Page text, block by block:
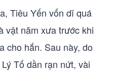
Tiêu Yến vốn dĩ quá
vật năm xưa trước khi
cho hắn. Sau này, do
Tố dần rạn nứt, vài